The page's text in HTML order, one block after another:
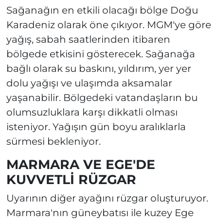
Sağanağın en etkili olacağı bölge Doğu
Karadeniz olarak öne çıkıyor. MGM'ye göre
yağış, sabah saatlerinden itibaren
bölgede etkisini gösterecek. Sağanağa
bağlı olarak su baskını, yıldırım, yer yer
dolu yağışı ve ulaşımda aksamalar
yaşanabilir. Bölgedeki vatandaşların bu
olumsuzluklara karşı dikkatli olması
isteniyor. Yağışın gün boyu aralıklarla
sürmesi bekleniyor.
MARMARA VE EGE'DE
KUVVETLİ RÜZGAR
Uyarının diğer ayağını rüzgar oluşturuyor.
Marmara'nın güneybatısı ile kuzey Ege